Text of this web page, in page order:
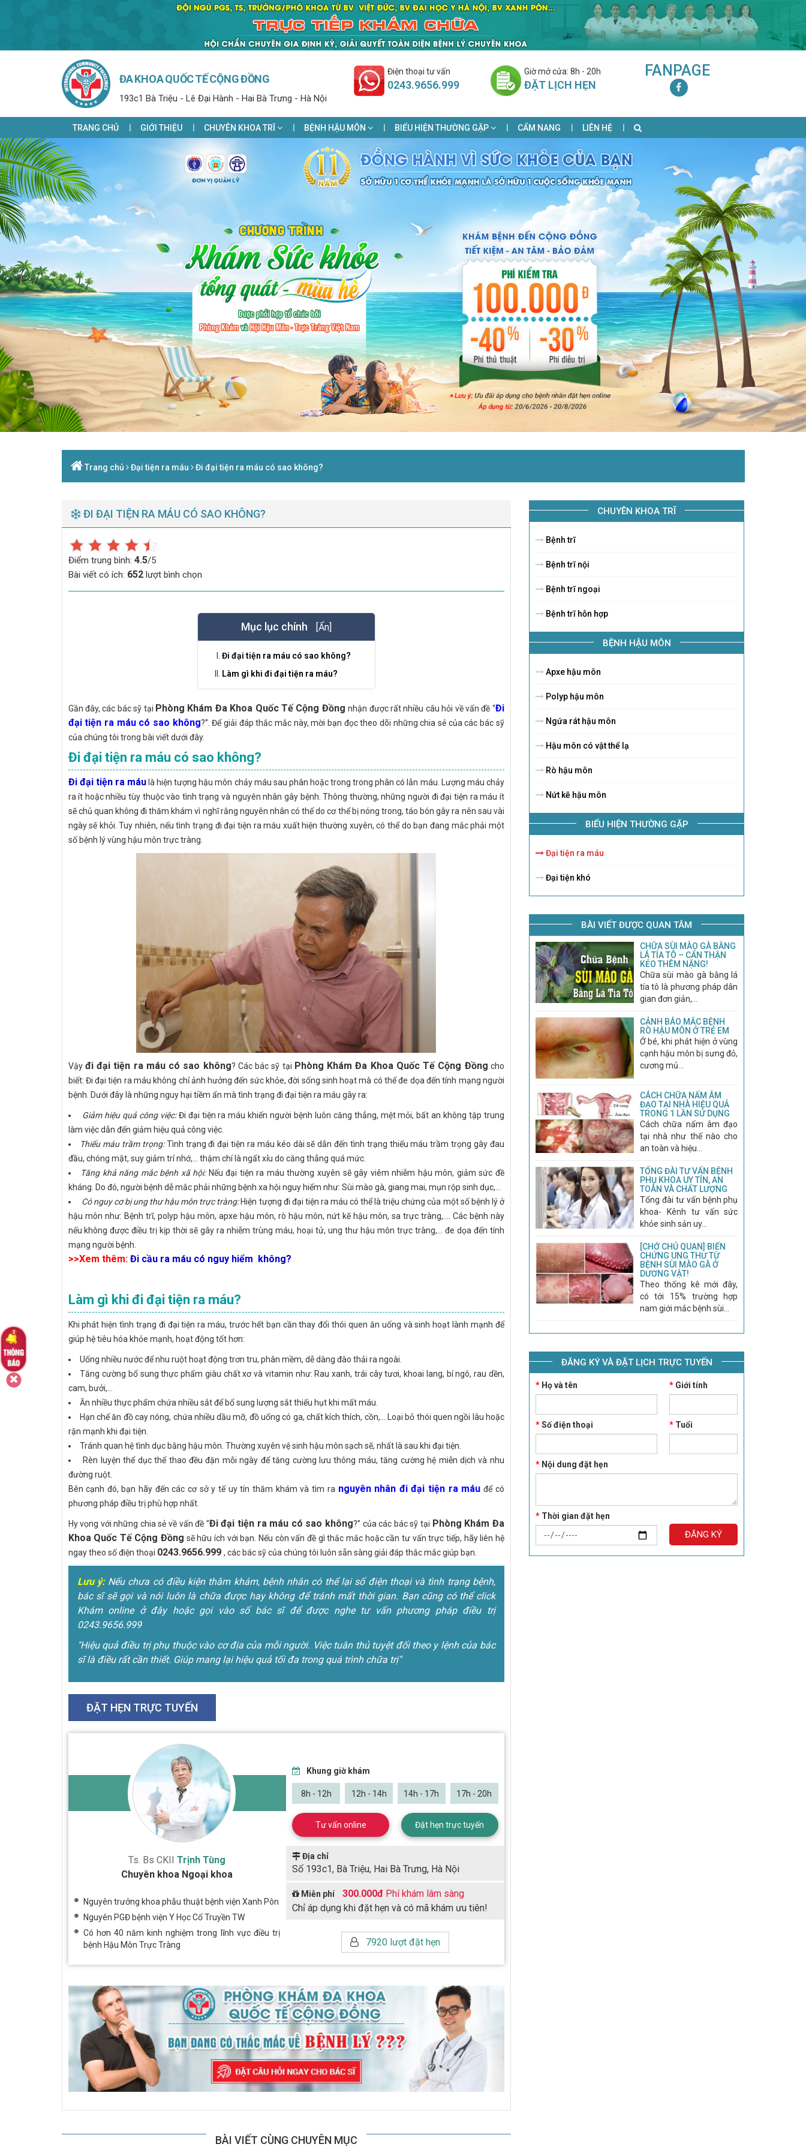
ĐA KHOA QUỐC TẾ CỘNG ĐỒNG
193c1 Bà Triệu - Lê Đại Hành - Hai Bà Trưng - Hà Nội
Điện thoại tư vấn
0243.9656.999
Giờ mở cửa: 8h - 20h
ĐẶT LỊCH HẸN
FANPAGE
TRANG CHỦ GIỚI THIỆU CHUYÊN KHOA TRĨ BỆNH HẬU MÔN BIỂU HIỆN THƯỜNG GẶP CẨM NANG LIÊN HỆ
Trang chủ Đại tiện ra máu Đi đại tiện ra máu có sao không?
ĐI ĐẠI TIỆN RA MÁU CÓ SAO KHÔNG?
Điểm trung bình: 4.5/5
Bài viết có ích: 652lượt bình chọn
Mục lục chính [Ẩn]
Đi đại tiện ra máu có sao không?
Làm gì khi đi đại tiện ra máu?
Gần đây, các bác sỹ tại Phòng Khám Đa Khoa Quốc Tế Cộng Đồngnhận được rất nhiều câu hỏi về vấn đề “Đi
đại tiện ra máu có sao không?”. Để giải đáp thắc mắc này, mời bạn đọc theo dõi những chia sẻ của các bác sỹ
của chúng tôi trong bài viết dưới đây.
Đi đại tiện ra máu có sao không?
Đi đại tiện ra máulà hiện tượng hậu môn chảy máu sau phân hoặc trong trong phân có lẫn máu. Lượng máu chảy
ra ít hoặc nhiều tùy thuộc vào tình trạng và nguyên nhân gây bệnh. Thông thường, những người đi đại tiện ra máu ít
sẽ chủ quan không đi thăm khám vì nghĩ rằng nguyên nhân có thể do cơ thể bị nóng trong, táo bón gây ra nên sau vài
ngày sẽ khỏi. Tuy nhiên, nếu tình trạng đi đại tiện ra máu xuất hiện thường xuyên, có thể do bạn đang mắc phải một
số bệnh lý vùng hậu môn trực tràng.
Vậy đi đại tiện ra máu có sao không? Các bác sỹ tại Phòng Khám Đa Khoa Quốc Tế Cộng Đồng cho
biết: Đi đại tiện ra máu không chỉ ảnh hưởng đến sức khỏe, đời sống sinh hoạt mà có thể đe dọa đến tính mạng người
bệnh. Dưới đây là những nguy hại tiềm ẩn mà tình trạng đi đại tiện ra máu gây ra:
Giảm hiệu quả công việc:Đi đại tiện ra máu khiến người bệnh luôn căng thẳng, mệt mỏi, bất an không tập trung
làm việc dẫn đến giảm hiệu quả công việc.
Thiếu máu trầm trọng:Tình trạng đi đại tiện ra máu kéo dài sẽ dẫn đến tình trạng thiếu máu trầm trọng gây đau
đầu, chóng mặt, suy giảm trí nhớ,... thậm chí là ngất xỉu do căng thẳng quá mức.
Tăng khả năng mắc bệnh xã hội:Nếu đại tiện ra máu thường xuyên sẽ gây viêm nhiễm hậu môn, giảm sức đề
kháng. Do đó, người bệnh dễ mắc phải những bệnh xa hội nguy hiểm như: Sùi mào gà, giang mai, mụn rộp sinh dục,...
Có nguy cơ bị ung thư hậu môn trực tràng:Hiện tượng đi đại tiện ra máu có thể là triệu chứng của một số bệnh lý ở
hậu môn như: Bệnh trĩ, polyp hậu môn, apxe hậu môn, rò hậu môn, nứt kẽ hậu môn, sa trực tràng,.... Các bệnh này
nếu không được điều trị kịp thời sẽ gây ra nhiễm trùng máu, hoại tử, ung thư hậu môn trực tràng,... đe dọa đến tính
mạng người bệnh.
>>Xem thêm: Đi cầu ra máu có nguy hiểm không?
Làm gì khi đi đại tiện ra máu?
Khi phát hiện tình trạng đi đại tiện ra máu, trước hết bạn cần thay đổi thói quen ăn uống và sinh hoạt lành mạnh để
giúp hệ tiêu hóa khỏe mạnh, hoạt động tốt hơn:
Uống nhiều nước để nhu ruột hoạt động trơn tru, phân mềm, dễ dàng đào thải ra ngoài.
Tăng cường bổ sung thực phẩm giàu chất xơ và vitamin như: Rau xanh, trái cây tươi, khoai lang, bí ngô, rau dền,
cam, bưởi,...
Ăn nhiều thực phẩm chứa nhiều sắt để bổ sung lượng sắt thiếu hụt khi mất máu.
Hạn chế ăn đồ cay nóng, chứa nhiều dầu mỡ, đồ uống có ga, chất kích thích, cồn,...
Loại bỏ thói quen ngồi lâu hoặc
rặn mạnh khi đại tiện.
Tránh quan hệ tình dục bằng hậu môn. Thường xuyên vệ sinh hậu môn sạch sẽ, nhất là sau khi đại tiện.
Rèn luyện thể dục thể thao đều đặn mỗi ngày để tăng cường lưu thông máu, tăng cường hệ miễn dịch và nhu
đường ruột.
Bên cạnh đó, bạn hãy đến các cơ sở y tế uy tín thăm khám và tìm ra nguyên nhân đi đại tiện ra máu để có
phương pháp điều trị phù hợp nhất.
Hy vọng với những chia sẻ về vấn đề “Đi đại tiện ra máu có sao không?” của các bác sỹ tại Phòng Khám Đa
Khoa Quốc Tế Cộng Đồng sẽ hữu ích với bạn. Nếu còn vấn đề gì thắc mắc hoặc cần tư vấn trực tiếp, hãy liên hệ
ngay theo số điện thoại 0243.9656.999 , các bác sỹ của chúng tôi luôn sẵn sàng giải đáp thắc mắc giúp bạn.
Lưu ý:Nếu chưa có điều kiện thăm khám, bệnh nhân có thể lại số điện thoại và tình trạng bệnh,
bác sĩ sẽ gọi và nói luôn là chữa được hay không để tránh mất thời gian. Bạn cũng có thể click
Khám online ở đây hoặc gọi vào số bác sĩ để được nghe tư vấn phương pháp điều trị
0243.9656.999
"Hiệu quả điều trị phụ thuộc vào cơ địa của mỗi người. Việc tuân thủ tuyệt đối theo y lệnh của bác
sĩ là điều rất cần thiết. Giúp mang lại hiệu quả tối đa trong quá trình chữa trị"
ĐẶT HẸN TRỰC TUYẾN
Ts. Bs CKIITrịnh Tùng
Chuyên khoa Ngoại khoa
Nguyên trưởng khoa phẫu thuật bệnh viện Xanh Pôn
Nguyên PGĐ bệnh viện Y Học Cổ Truyền TW
Có hơn 40 năm kinh nghiệm trong lĩnh vực điều trị
bệnh Hậu Môn Trực Tràng
7920 lượt đặt hẹn
Khung giờ khám
8h - 12h 12h - 14h 14h - 17h 17h - 20h
Tư vấn online Đặt hẹn trực tuyến
Địa chỉ
Số 193c1, Bà Triệu, Hai Bà Trưng, Hà Nội
Miễn phí 300.000đ Phí khám lâm sàng
Chỉ áp dụng khi đặt hẹn và có mã khám ưu tiên!
BÀI VIẾT CÙNG CHUYÊN MỤC
CHUYÊN KHOA TRĨ
Bệnh trĩ
Bệnh trĩ nội
Bệnh trĩ ngoại
Bệnh trĩ hỗn hợp
BỆNH HẬU MÔN
Apxe hậu môn
Polyp hậu môn
Ngứa rát hậu môn
Hậu môn có vật thể lạ
Rò hậu môn
Nứt kẽ hậu môn
BIỂU HIỆN THƯỜNG GẶP
Đại tiện ra máu
Đại tiện khó
BÀI VIẾT ĐƯỢC QUAN TÂM
CHỮA SÙI MÀO GÀ BẰNG
LÁ TÍA TÔ – CẨN THẬN
KẺO THÊM NẶNG!
Chữa sùi mào gà bằng lá
tía tô là phương pháp dân
gian đơn giản,...
CẢNH BÁO MẮC BỆNH
RÒ HẬU MÔN Ở TRẺ EM
Ở bé, khi phát hiện ở vùng
cạnh hậu môn bị sưng đỏ,
cương mủ...
CÁCH CHỮA NẤM ÂM
ĐẠO TẠI NHÀ HIỆU QUẢ
TRONG 1 LẦN SỬ DỤNG
Cách chữa nấm âm đạo
tại nhà như thế nào cho
an toàn và hiệu...
TỔNG ĐÀI TƯ VẤN BỆNH
PHỤ KHOA UY TÍN, AN
TOÀN VÀ CHẤT LƯỢNG
Tổng đài tư vấn bệnh phụ
khoa- Kênh tư vấn sức
khỏe sinh sản uy...
[CHỚ CHỦ QUAN] BIẾN
CHỨNG UNG THƯ TỪ
BỆNH SÙI MÀO GÀ Ở
DƯƠNG VẬT!
Theo thống kê mới đây,
có tới 15% trường hợp
nam giới mắc bệnh sùi...
ĐĂNG KÝ VÀ ĐẶT LỊCH TRỰC TUYẾN
*Họ và tên *Giới tính
*Số điện thoại *Tuổi
*Nội dung đặt hẹn
*Thời gian đặt hẹn
ĐĂNG KÝ